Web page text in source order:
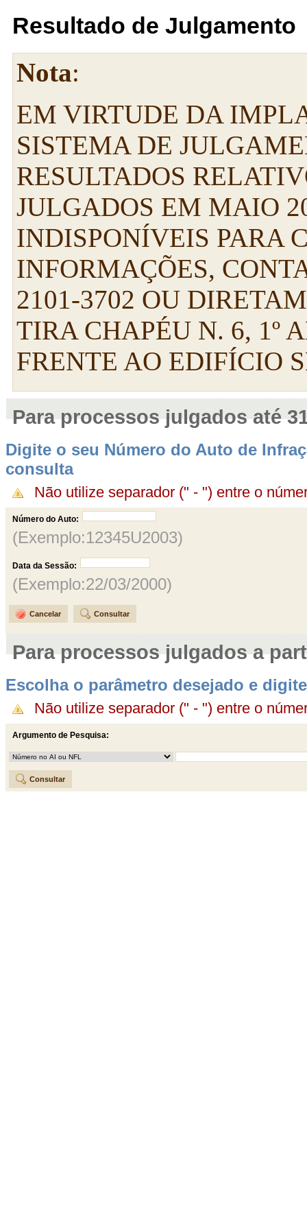
Resultado de Julgamento
Nota:
EM VIRTUDE DA
SISTEMA DE
RESULTADOS
JULGADOS EM MAIO
INDISPONÍVEIS PARA
INFORMAÇÕES,
2101-3702 OU
TIRA CHAPÉU N. 6, 1º
FRENTE AO EDIFÍCIO
Para processos julgados até
Digite o seu Número do Auto de
consulta
Não utilize separador (" - ") entre o
Número do Auto:
(Exemplo:12345U2003)
Data da Sessão:
(Exemplo:22/03/2000)
Para processos julgados a
Escolha o parâmetro desejado e
Não utilize separador (" - ") entre o
Argumento de Pesquisa: